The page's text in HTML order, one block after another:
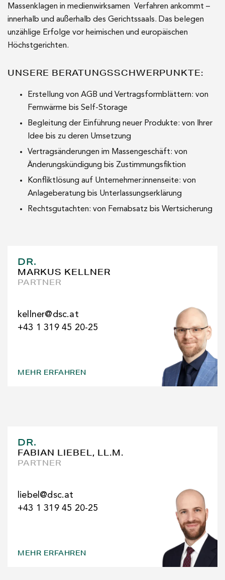
Massenklagen in medienwirksamen Verfahren ankommt –
innerhalb und außerhalb des Gerichtssaals. Das belegen
unzählige Erfolge vor heimischen und europäischen
Höchstgerichten.
UNSERE BERATUNGSSCHWERPUNKTE:
Erstellung von AGB und Vertragsformblättern: von
Fernwärme bis Self-Storage
Begleitung der Einführung neuer Produkte: von Ihrer
Idee bis zu deren Umsetzung
Vertragsänderungen im Massengeschäft: von
Änderungskündigung bis Zustimmungsfiktion
Konfliktlösung auf Unternehmer:innenseite: von
Anlageberatung bis Unterlassungserklärung
Rechtsgutachten: von Fernabsatz bis Wertsicherung
DR.
MARKUS KELLNER
PARTNER
kellner@dsc.at
+43 1 319 45 20-25
MEHR ERFAHREN
DR.
FABIAN LIEBEL, LL.M.
PARTNER
liebel@dsc.at
+43 1 319 45 20-25
MEHR ERFAHREN